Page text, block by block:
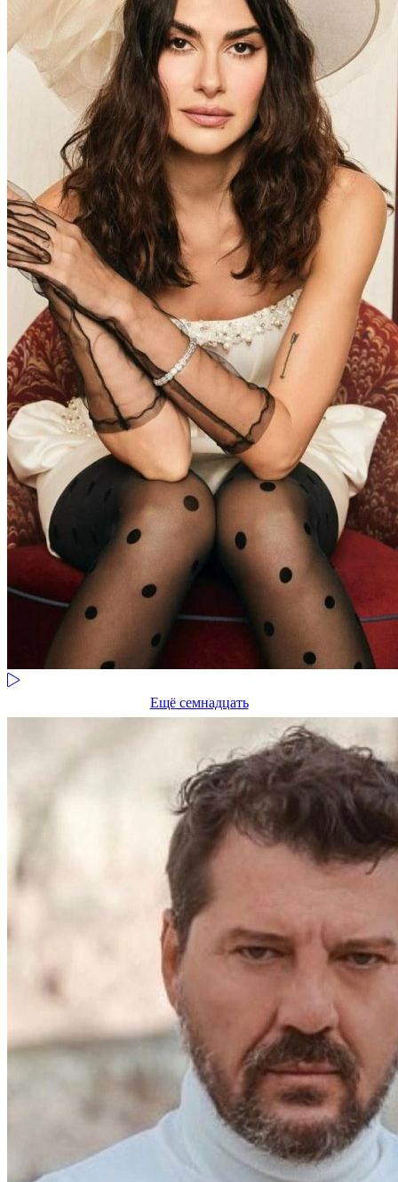
Ещё семнадцать